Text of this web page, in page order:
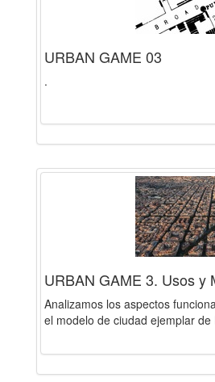
URBAN GAME 03
.
URBAN GAME 3. Usos y
Analizamos los aspectos
el modelo de ciudad ejemplar de